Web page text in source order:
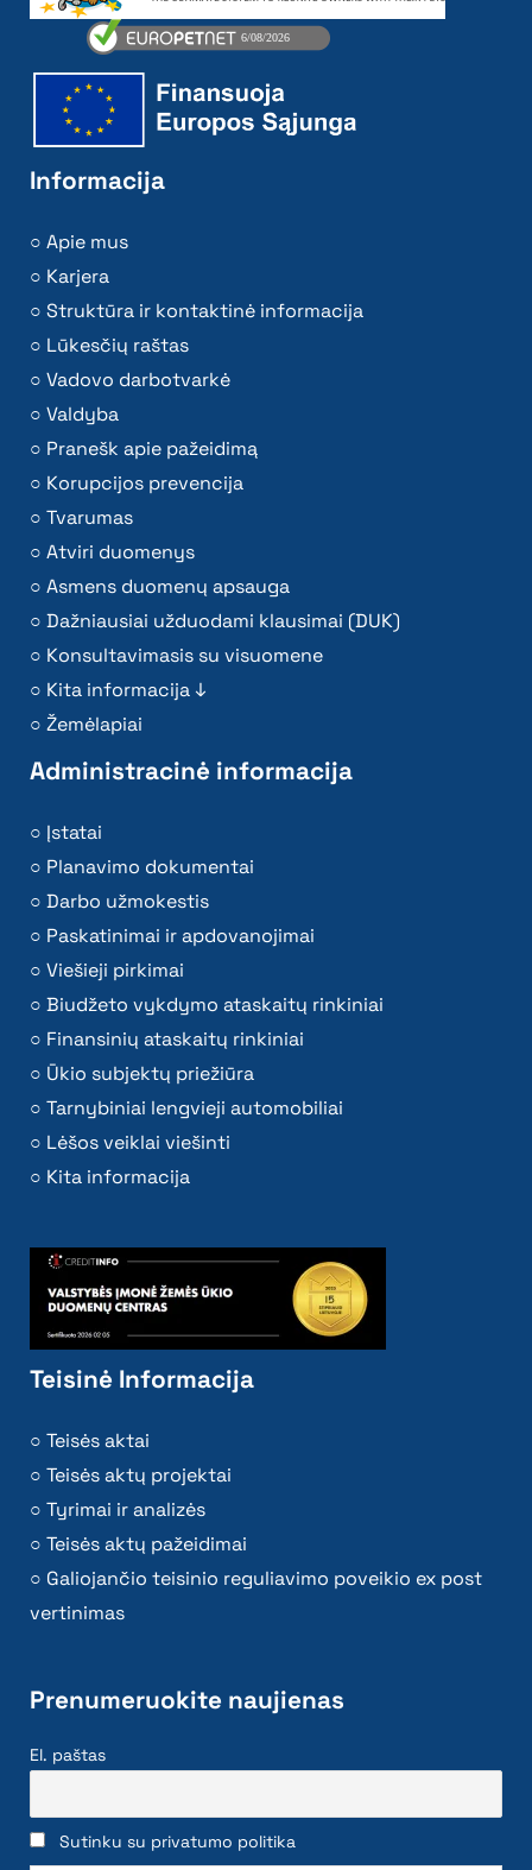
Informacija
Apie mus
Karjera
Struktūra ir kontaktinė informacija
Lūkesčių raštas
Vadovo darbotvarkė
Valdyba
Pranešk apie pažeidimą
Korupcijos prevencija
Tvarumas
Atviri duomenys
Asmens duomenų apsauga
Dažniausiai užduodami klausimai (DUK)
Konsultavimasis su visuomene
Kita informacija ↓
Žemėlapiai
Administracinė informacija
Įstatai
Planavimo dokumentai
Darbo užmokestis
Paskatinimai ir apdovanojimai
Viešieji pirkimai
Biudžeto vykdymo ataskaitų rinkiniai
Finansinių ataskaitų rinkiniai
Ūkio subjektų priežiūra
Tarnybiniai lengvieji automobiliai
Lėšos veiklai viešinti
Kita informacija
Teisinė Informacija
Teisės aktai
Teisės aktų projektai
Tyrimai ir analizės
Teisės aktų pažeidimai
Galiojančio teisinio reguliavimo poveikio ex post
vertinimas
Prenumeruokite naujienas
El. paštas
Sutinku su privatumo politika